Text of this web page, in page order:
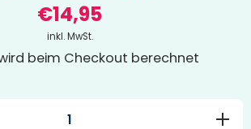
€14,95
inkl. MwSt.
beim Checkout berechnet